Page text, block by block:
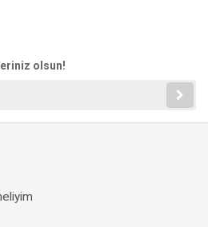
olsun!